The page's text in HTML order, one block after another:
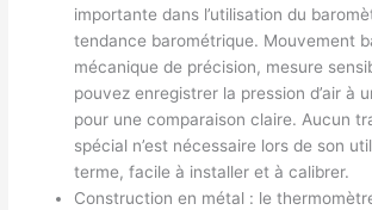
importante dans l’utilisation du
tendance barométrique. Mouvement
mécanique de précision, mesure
pouvez enregistrer la pression d’air à
pour une comparaison claire. Aucun
spécial n’est nécessaire lors de son
terme, facile à installer et à calibrer.
Construction en métal : le